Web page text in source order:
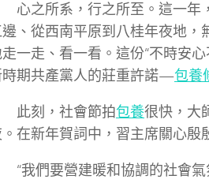
心之所系，行之所至。這一年
邊、從西南平原到八桂年夜地
一走、看一看。這份“不時安
期共產黨人的莊重許諾—包養
此刻，社會節拍包養很快，大
在新年賀詞中，習主席關心殷
“我們要營建暖和協調的社會